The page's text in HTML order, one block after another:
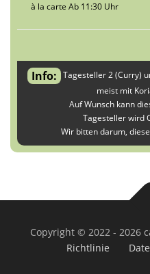
à la carte Ab 11:30 Uhr
Info: Tagesteller 2 (Curry)
meist mit
Auf Wunsch kann
Tagesteller wird
Wir bitten darum,
Copyright © 2022 - 2026
Richtlinie